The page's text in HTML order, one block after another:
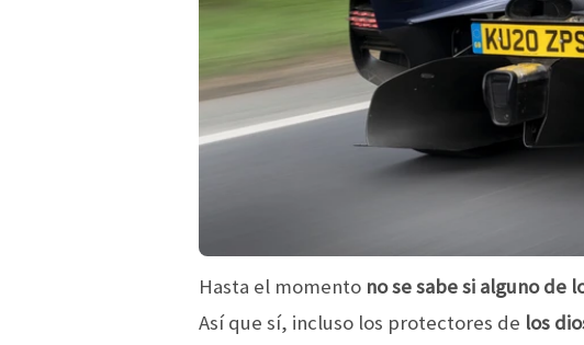
Hasta el momento no se sabe si alguno de
Así que sí, incluso los protectores de los